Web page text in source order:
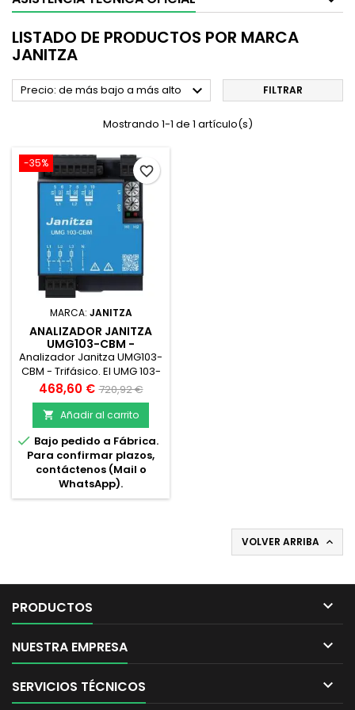
LISTADO DE PRODUCTOS POR MARCA
JANITZA
Precio: de más bajo a más alto  FILTRAR
Mostrando 1-1 de 1 artículo(s)
-35%
MARCA: JANITZA
ANALIZADOR JANITZA
UMG103-CBM -
TRIFÁSICO
Analizador Janitza UMG103-
CBM - Trifásico. El UMG 103-
CBM es un dispositivo de
medición universal para
montaje en carril DIN en
sistemas de distribución de
baja tensión y se utiliza
para medir y controlar las
características eléctricas
en sistemas de distribución
de energía. Mide
Precio
468,60 € Precio
base
720,92 €
 Añadir al carrito
 Bajo pedido a Fábrica.
Para confirmar plazos,
contáctenos (Mail o
WhatsApp).
favorite_border
VOLVER ARRIBA 
PRODUCTOS 
NUESTRA EMPRESA 
SERVICIOS TÉCNICOS 